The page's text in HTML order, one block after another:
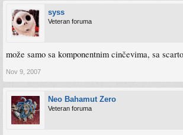
syss
Veteran foruma
može samo sa komponentnim cinčevima, sa
Nov 9, 2007
Neo Bahamut Zero
Veteran foruma